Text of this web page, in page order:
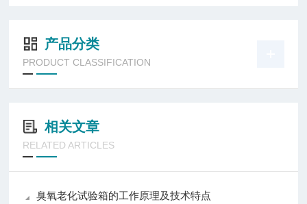
产品分类
PRODUCT CLASSIFICATION
相关文章
RELATED ARTICLES
臭氧老化试验箱的工作原理及技术特点